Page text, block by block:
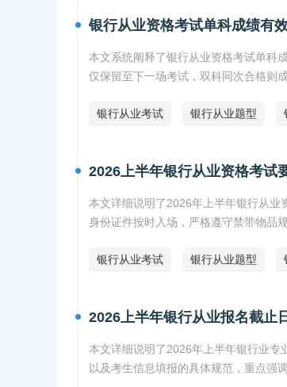
银行从业资格考试单科成绩有
本文系统阐释了银行从业资格考试单科
仅保留至下一场考试，双科同次合格则
银行从业考试 银行从业题型
2026上半年银行从业资格考试
本文详细说明了2026年上半年银行从业
身份证件按时入场，严格遵守禁带物品
银行从业考试 银行从业题型
2026上半年银行从业报名截止
本文详细说明了2026年上半年银行业专
以及考生信息填报的具体规范，重点强